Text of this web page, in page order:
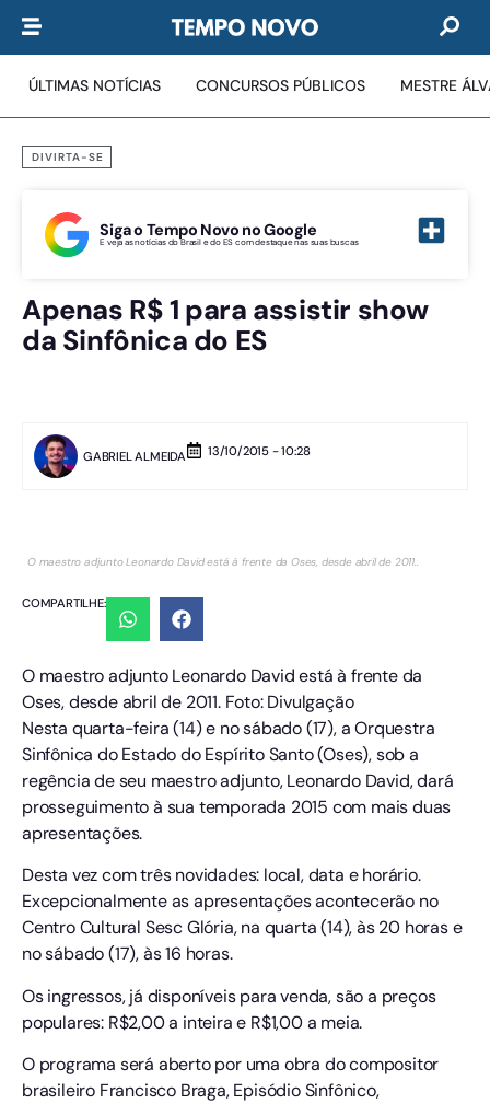
ÚLTIMAS NOTÍCIAS CONCURSOS PÚBLICOS MESTRE
DIVIRTA-SE
Siga o Tempo Novo no Google
E veja as notícias do Brasil e do ES com destaque nas suas buscas
Apenas R$ 1 para assistir show
da Sinfônica do ES
GABRIEL ALMEIDA 13/10/2015 - 10:28
O maestro adjunto Leonardo David está à frente da Oses, desde abril de 2011..
COMPARTILHE:
O maestro adjunto Leonardo David está à frente da
Oses, desde abril de 2011. Foto: Divulgação
Nesta quarta-feira (14) e no sábado (17), a Orquestra
Sinfônica do Estado do Espírito Santo (Oses), sob a
regência de seu maestro adjunto, Leonardo David, dará
prosseguimento à sua temporada 2015 com mais duas
apresentações.
Desta vez com três novidades: local, data e horário.
Excepcionalmente as apresentações acontecerão no
Centro Cultural Sesc Glória, na quarta (14), às 20 horas e
no sábado (17), às 16 horas.
Os ingressos, já disponíveis para venda, são a preços
populares: R$2,00 a inteira e R$1,00 a meia.
O programa será aberto por uma obra do compositor
brasileiro Francisco Braga, Episódio Sinfônico,